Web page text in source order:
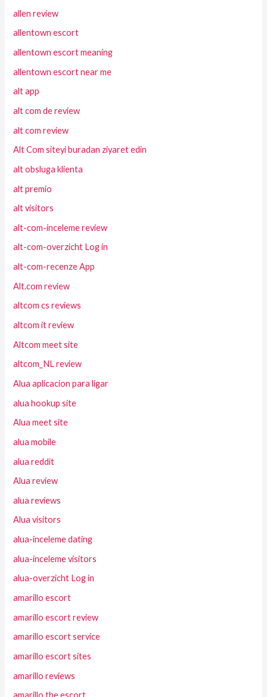
allen review
allentown escort
allentown escort meaning
allentown escort near me
alt app
alt com de review
alt com review
Alt Com siteyi buradan ziyaret edin
alt obsluga klienta
alt premio
alt visitors
alt-com-inceleme review
alt-com-overzicht Log in
alt-com-recenze App
Alt.com review
altcom cs reviews
altcom it review
Altcom meet site
altcom_NL review
Alua aplicacion para ligar
alua hookup site
Alua meet site
alua mobile
alua reddit
Alua review
alua reviews
Alua visitors
alua-inceleme dating
alua-inceleme visitors
alua-overzicht Log in
amarillo escort
amarillo escort review
amarillo escort service
amarillo escort sites
amarillo reviews